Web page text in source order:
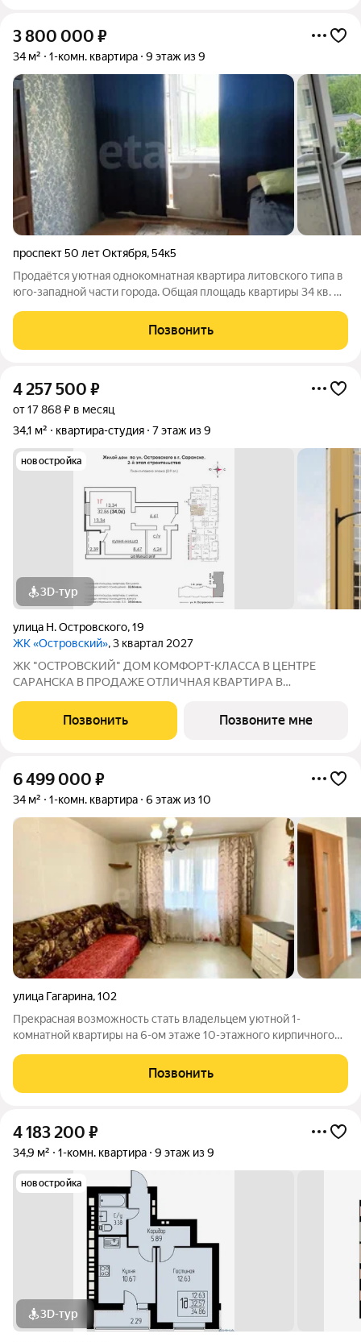
3 800 000 ₽
34 м² 1-комн. квартира 9 этаж из 9
проспект 50 лет Октября,54к5
Продаётся уютная однокомнатная квартира литовского типа в
юго-западной части города. Общая площадь квартиры 34 кв. м.
пластиковые окна. Удобный выход на балкон из кухни и из
комнаты. Балкон
Позвонить
4 257 500 ₽
от 17 868 ₽ в месяц
34,1 м²
квартира-студия 7 этаж из 9
новостройка
3D-тур
улица Н. Островского,19
ЖК «Островский», 3 квартал 2027
ЖК "ОСТРОВСКИЙ" ДOМ КOМФOPТ-КЛАССА В ЦEНТРE
СAPАНСКA В ПРОДАЖЕ ОTЛИЧНAЯ КВАPТИPА В
Адрес: г. Саранск, ул. Островского, 19 Сдача: 3 квартал 2027
Позвонить Позвоните мне
6 499 000 ₽
34 м² 1-комн. квартира 6 этаж из 10
улица Гагарина,102
Прекрасная возможность стать владельцем уютной 1-
комнатной квартиры на 6-ом этаже 10-этажного кирпичного
кв.м. (+ 5,3 кв.м. лоджия). Кухня площадью 8,9 кв.м., комната
Позвонить
4 183 200 ₽
34,9 м² 1-комн. квартира 9 этаж из 9
новостройка
3D-тур